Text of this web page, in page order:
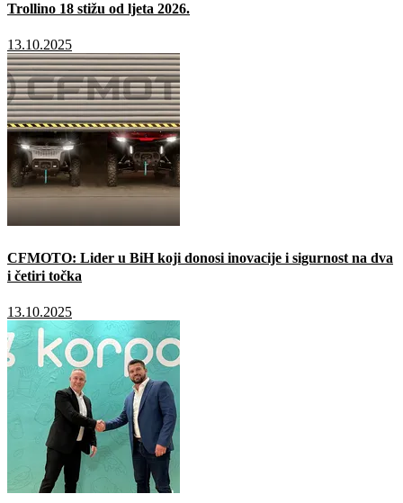
Trollino 18 stižu od ljeta 2026.
13.10.2025
CFMOTO: Lider u BiH koji donosi inovacije i sigurnost na dva
i četiri točka
13.10.2025